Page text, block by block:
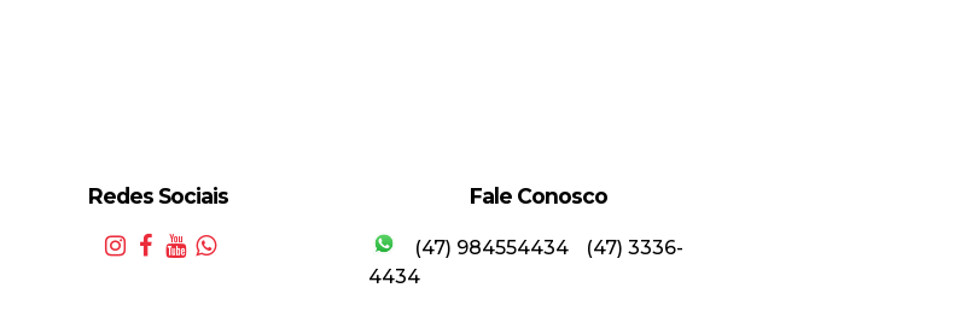
Redes Sociais Fale Conosco
(47) 984554434
(47) 3336-
4434